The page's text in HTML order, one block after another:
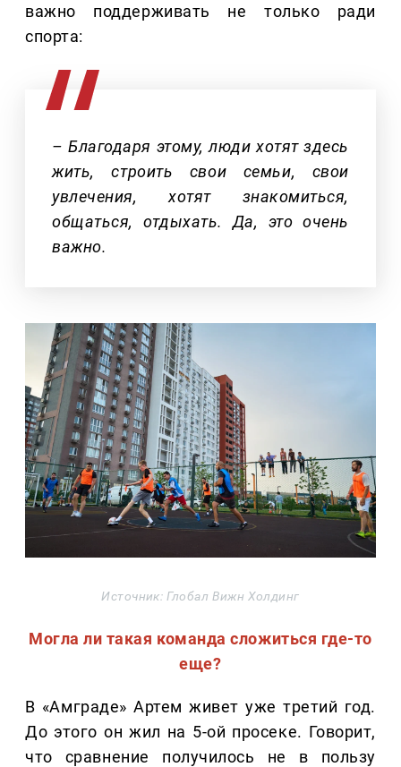
важно поддерживать не только ради
спорта:
– Благодаря этому, люди хотят здесь
жить, строить свои семьи, свои
увлечения, хотят знакомиться,
общаться, отдыхать. Да, это очень
важно.
Источник: Глобал Вижн Холдинг
Могла ли такая команда сложиться где-то
еще?
В «Амграде» Артем живет уже третий год.
До этого он жил на 5-ой просеке. Говорит,
что сравнение получилось не в пользу